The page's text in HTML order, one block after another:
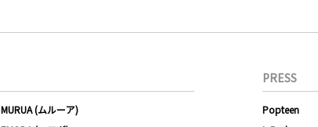
MURUA (ムルーア)
PRESS
Popteen